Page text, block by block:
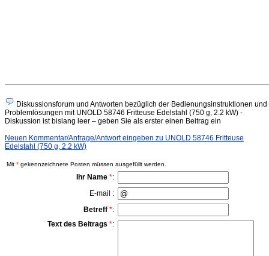
Diskussionsforum und Antworten bezüglich der Bedienungsinstruktionen und
Problemlösungen mit UNOLD 58746 Fritteuse Edelstahl (750 g, 2.2 kW) -
Diskussion ist bislang leer – geben Sie als erster einen Beitrag ein
Neuen Kommentar/Anfrage/Antwort eingeben zu UNOLD 58746 Fritteuse
Edelstahl (750 g, 2.2 kW)
Mit * gekennzeichnete Posten müssen ausgefüllt werden.
Ihr Name *:
E-mail :
Betreff *:
Text des Beitrags *: